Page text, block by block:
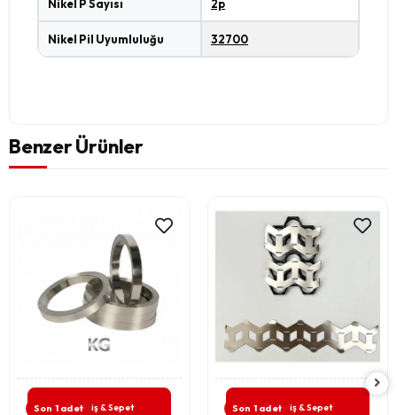
Nikel P Sayısı 2p
Nikel Pil Uyumluluğu 32700
Benzer Ürünler
Son 1 adetGiriş & Sepet Son 1 adetGiriş & Sepet